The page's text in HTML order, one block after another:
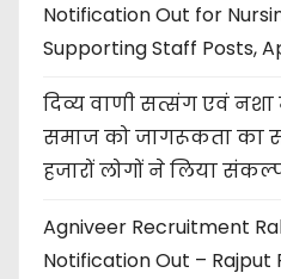
Notification Out for
Supporting Staff Posts,
दिव्य वाणी सत्संग एवं नशा
समाज को जागरूकता का
हजारों लोगों ने लिया
Agniveer Recruitment
Notification Out –